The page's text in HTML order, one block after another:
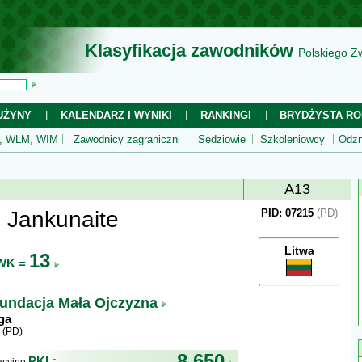
Klasyfikacja zawodników Polskiego
KALENDARZ I WYNIKI RANKINGI
BRYDŻYSTA
WLM, WIM
Zawodnicy zagraniczni Sędziowie Szkoleniowcy
A13
Jankunaite
= 13
Mała Ojczyzna
(PD)
PID: 07215 (PD)
Litwa